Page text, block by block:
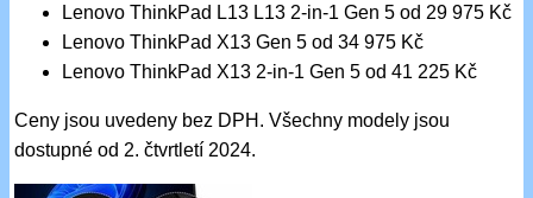
Lenovo ThinkPad L13 L13 2-in-1 Gen 5 od 29 975 Kč
Lenovo ThinkPad X13 Gen 5 od 34 975 Kč
Lenovo ThinkPad X13 2-in-1 Gen 5 od 41 225 Kč
Ceny jsou uvedeny bez DPH. Všechny modely jsou
dostupné od 2. čtvrtletí 2024.